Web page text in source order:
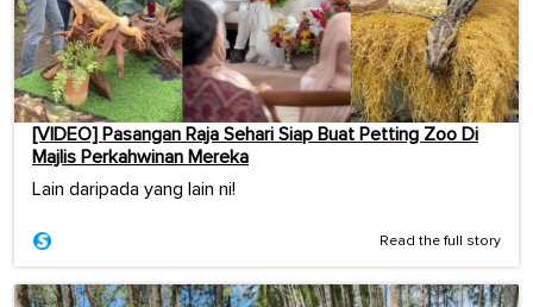
[VIDEO] Pasangan Raja Sehari Siap Buat Petting Zoo Di
Majlis Perkahwinan Mereka
Lain daripada yang lain ni!
Read the full story